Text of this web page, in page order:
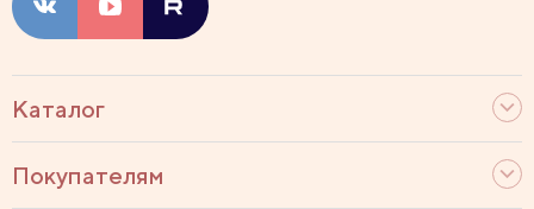
Каталог
Покупателям